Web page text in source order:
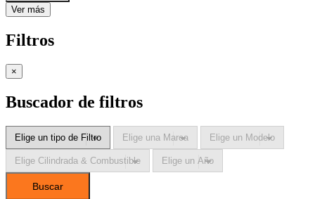
Ver más
Filtros
×
Buscador de filtros
Buscar